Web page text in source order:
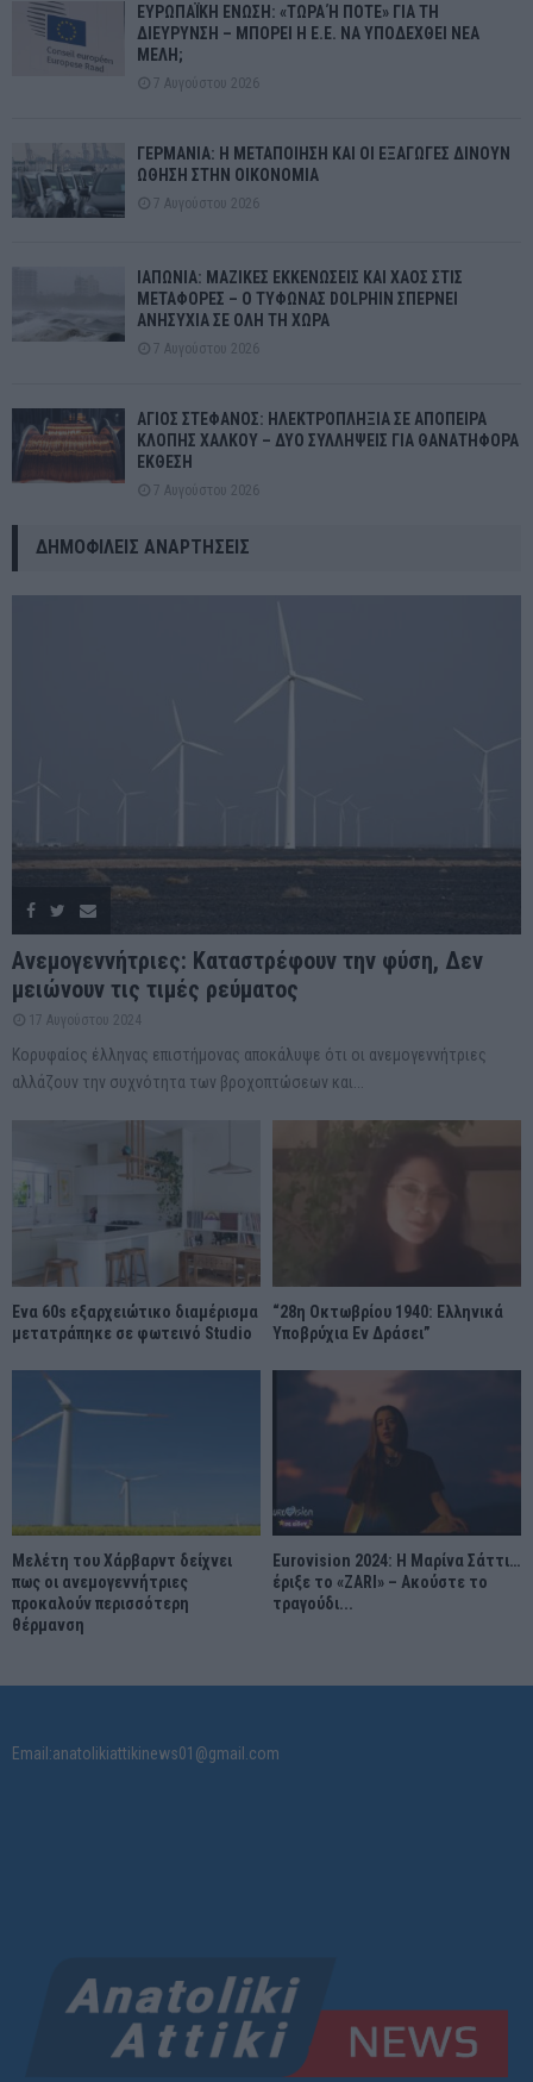
ΕΥΡΩΠΑΪΚΗ ΕΝΩΣΗ: «ΤΩΡΑ Ή ΠΟΤΕ» ΓΙΑ ΤΗ
ΔΙΕΥΡΥΝΣΗ – ΜΠΟΡΕΙ Η Ε.Ε. ΝΑ ΥΠΟΔΕΧΘΕΙ ΝΕΑ
ΜΕΛΗ;
7 Αυγούστου 2026
ΓΕΡΜΑΝΙΑ: Η ΜΕΤΑΠΟΙΗΣΗ ΚΑΙ ΟΙ ΕΞΑΓΩΓΕΣ ΔΙΝΟΥΝ
ΩΘΗΣΗ ΣΤΗΝ ΟΙΚΟΝΟΜΙΑ
7 Αυγούστου 2026
ΙΑΠΩΝΙΑ: ΜΑΖΙΚΕΣ ΕΚΚΕΝΩΣΕΙΣ ΚΑΙ ΧΑΟΣ ΣΤΙΣ
ΜΕΤΑΦΟΡΕΣ – Ο ΤΥΦΩΝΑΣ DOLPHIN ΣΠΕΡΝΕΙ
ΑΝΗΣΥΧΙΑ ΣΕ ΟΛΗ ΤΗ ΧΩΡΑ
7 Αυγούστου 2026
ΑΓΙΟΣ ΣΤΕΦΑΝΟΣ: ΗΛΕΚΤΡΟΠΛΗΞΙΑ ΣΕ ΑΠΟΠΕΙΡΑ
ΚΛΟΠΗΣ ΧΑΛΚΟΥ – ΔΥΟ ΣΥΛΛΗΨΕΙΣ ΓΙΑ ΘΑΝΑΤΗΦΟΡΑ
ΕΚΘΕΣΗ
7 Αυγούστου 2026
ΔΗΜΟΦΙΛΕΊΣ ΑΝΑΡΤΉΣΕΙΣ
Ανεμογεννήτριες: Καταστρέφουν την φύση, Δεν
μειώνουν τις τιμές ρεύματος
17 Αυγούστου 2024
Κορυφαίος έλληνας επιστήμονας αποκάλυψε ότι οι ανεμογεννήτριες
αλλάζουν την συχνότητα των βροχοπτώσεων και...
Ένα 60s εξαρχειώτικο διαμέρισμα
μετατράπηκε σε φωτεινό Studio
“28η Οκτωβρίου 1940: Ελληνικά
Υποβρύχια Εν Δράσει”
Μελέτη του Χάρβαρντ δείχνει
πως οι ανεμογεννήτριες
προκαλούν περισσότερη
θέρμανση
Eurovision 2024: Η Μαρίνα Σάττι…
έριξε το «ZARI» – Ακούστε το
τραγούδι...
Email:anatolikiattikinews01@gmail.com